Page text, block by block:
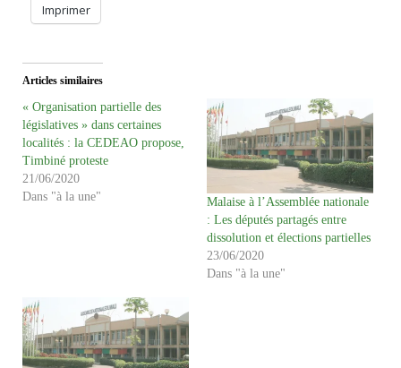
Imprimer
Articles similaires
« Organisation partielle des
législatives » dans certaines
localités : la CEDEAO propose,
Timbiné proteste
21/06/2020
Dans "à la une"
Malaise à l’Assemblée nationale
: Les députés partagés entre
dissolution et élections partielles
23/06/2020
Dans "à la une"